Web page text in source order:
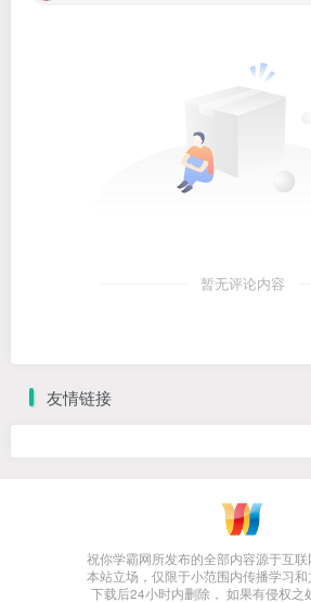
暂无评论内容
友情链接
祝你学霸网所发布的全部内容源于互
本站立场，仅限于小范围内传播学习
下载后24小时内删除， 如果有侵权之